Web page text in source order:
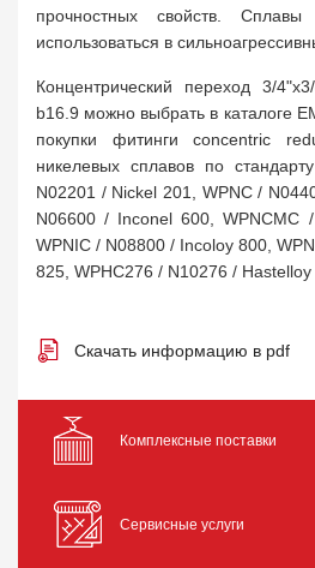
прочностных свойств.
использоваться в
Концентрический переход 3/
b16.9 можно выбрать в каталоге
покупки фитинги concentric
никелевых сплавов по
N02201 / Nickel 201, WPNC /
N06600 / Inconel 600, WPNCMC
WPNIC / N08800 / Incoloy 800,
825, WPHC276 / N10276 / Hastelloy
Скачать информацию в pdf
Комплексные поставки
Сервисные услуги